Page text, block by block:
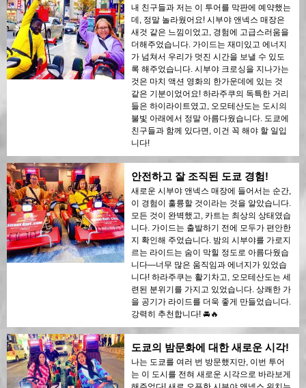
내 친구들과 저는 이 투어를 막판에 예약했는
데, 정말 놀라웠어요! 시부야 앤넥스 매장은
새것 같은 느낌이었고, 경험에 고급스러움을
더해주었습니다. 가이드는 재미있고 에너지
가 넘쳐서 우리가 멋진 시간을 보낼 수 있도
록 해주었습니다. 시부야 크로싱을 지나가는
것은 마치 액션 영화의 한가운데에 있는 것
같은 기분이었어요! 하라주쿠의 독특한 거리
들은 하이라이트였고, 오모테산도는 도시의
불빛 아래에서 정말 아름다웠습니다. 도쿄에
친구들과 함께 있다면, 이건 꼭 해야 할 일입
니다!
안전하고 잘 조직된 도쿄 경험!
새로운 시부야 앤넥스 매장에 들어서는 순간,
이 경험이 훌륭할 것이라는 것을 알았습니다.
모든 것이 완벽했고, 카트는 최상의 상태였습
니다. 가이드는 출발하기 전에 모두가 편안한
지 확인해 주었습니다. 밤의 시부야를 가로지
르는 라이드는 숨이 막힐 정도로 아름다웠습
니다—너무 많은 움직임과 에너지가 있었습
니다! 하라주쿠는 활기차고, 오모테산도는 세
련된 분위기를 가지고 있었습니다. 상쾌한 가
을 공기가 라이드를 더욱 좋게 만들었습니다.
강력히 추천합니다! 🚘🔥
도쿄의 밤문화에 대한 새로운 시각!
나는 도쿄를 여러 번 방문했지만, 이번 투어
는 이 도시를 전혀 새로운 시각으로 바라보게